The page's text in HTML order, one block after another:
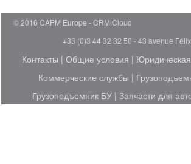
© 2016 CAPM Europe
CRM Cloud
+33 (0)3 44 32 32 50 - 43 avenue
Контакты | Общие условия |
Коммерческие службы |
Грузоподъемник БУ | Запчасти для